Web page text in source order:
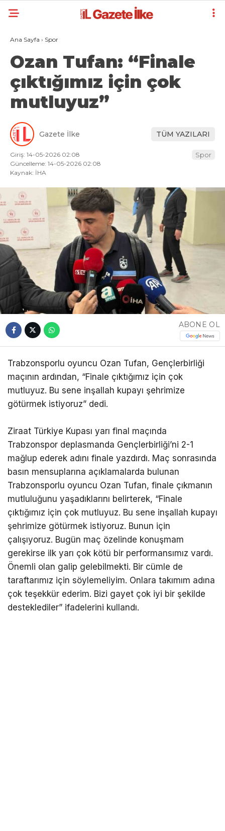
Ana Sayfa › Spor
Ozan Tufan: “Finale
çıktığımız için çok
mutluyuz”
Gazete İlke TÜM YAZILARI
Giriş: 14-05-2026 02:08
Güncelleme: 14-05-2026 02:08
Kaynak: İHA
Spor
ABONE OL
Trabzonsporlu oyuncu Ozan Tufan, Gençlerbirliği
maçının ardından, “Finale çıktığımız için çok
mutluyuz. Bu sene inşallah kupayı şehrimize
götürmek istiyoruz” dedi.
Ziraat Türkiye Kupası yarı final maçında
Trabzonspor deplasmanda Gençlerbirliği’ni 2-1
mağlup ederek adını finale yazdırdı. Maç sonrasında
basın mensuplarına açıklamalarda bulunan
Trabzonsporlu oyuncu Ozan Tufan, finale çıkmanın
mutluluğunu yaşadıklarını belirterek, “Finale
çıktığımız için çok mutluyuz. Bu sene inşallah kupayı
şehrimize götürmek istiyoruz. Bunun için
çalışıyoruz. Bugün maç özelinde konuşmam
gerekirse ilk yarı çok kötü bir performansımız vardı.
Önemli olan galip gelebilmekti. Bir cümle de
taraftarımız için söylemeliyim. Onlara takımım adına
çok teşekkür ederim. Bizi gayet çok iyi bir şekilde
desteklediler” ifadelerini kullandı.